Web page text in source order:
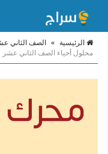
الرئيسية » الصف الثاني
محلول أحياء الصف الثاني عشر